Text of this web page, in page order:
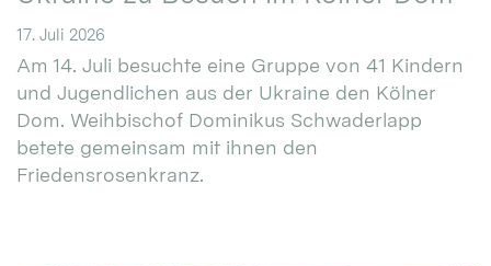
17. Juli 2026
Am 14. Juli besuchte eine Gruppe von 41 Kindern
und Jugendlichen aus der Ukraine den Kölner
Dom. Weihbischof Dominikus Schwaderlapp
betete gemeinsam mit ihnen den
Friedensrosenkranz.